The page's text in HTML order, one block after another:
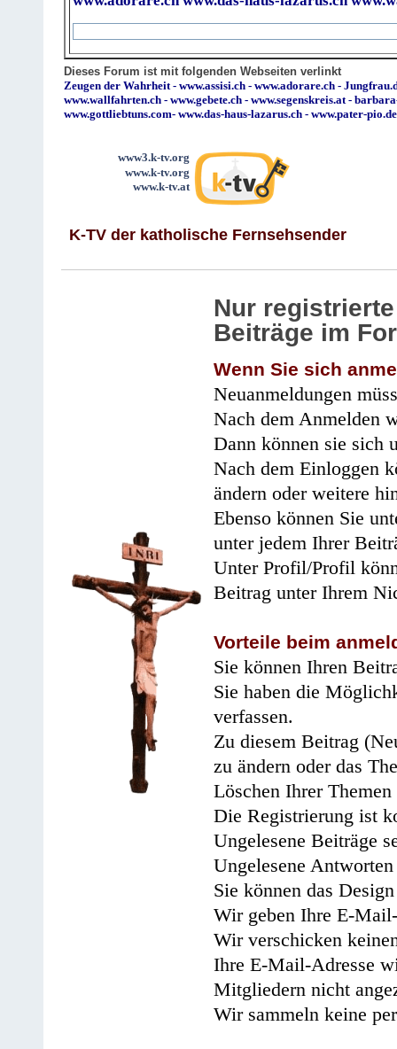
Dieses Forum ist mit folgenden Webseiten verlinkt
Zeugen der Wahrheit- www.assisi.ch - www.adorare.ch -
www.wallfahrten.ch - www.gebete.ch - www.segenskreis.at-
www.gottliebtuns.com- www.das-haus-lazarus.ch - www.pater-pio.de
www3.k-tv.org
www.k-tv.org
www.k-tv.at
K-TV der katholische Fernsehsender
Nur
Beiträge im
Wenn Sie sich
Neuanmeldungen
Nach dem Anmelden
Dann können sie sich
Nach dem Einloggen
ändern oder weitere
Ebenso können Sie
unter jedem Ihrer
Unter Profil/Profil
Beitrag unter Ihrem
Vorteile beim
Sie können Ihren
Sie haben die
verfassen.
Zu diesem Beitrag
zu ändern oder das
Löschen Ihrer
Die Registrierung ist
Ungelesene Beiträge
Ungelesene
Sie können das
Wir geben Ihre E-
Wir verschicken
Ihre E-Mail-Adresse
Mitgliedern nicht
Wir sammeln keine